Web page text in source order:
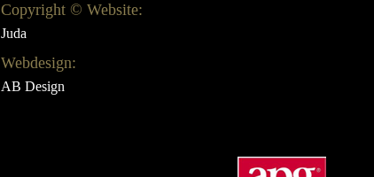
Copyright © Website:
Juda
Webdesign:
AB Design